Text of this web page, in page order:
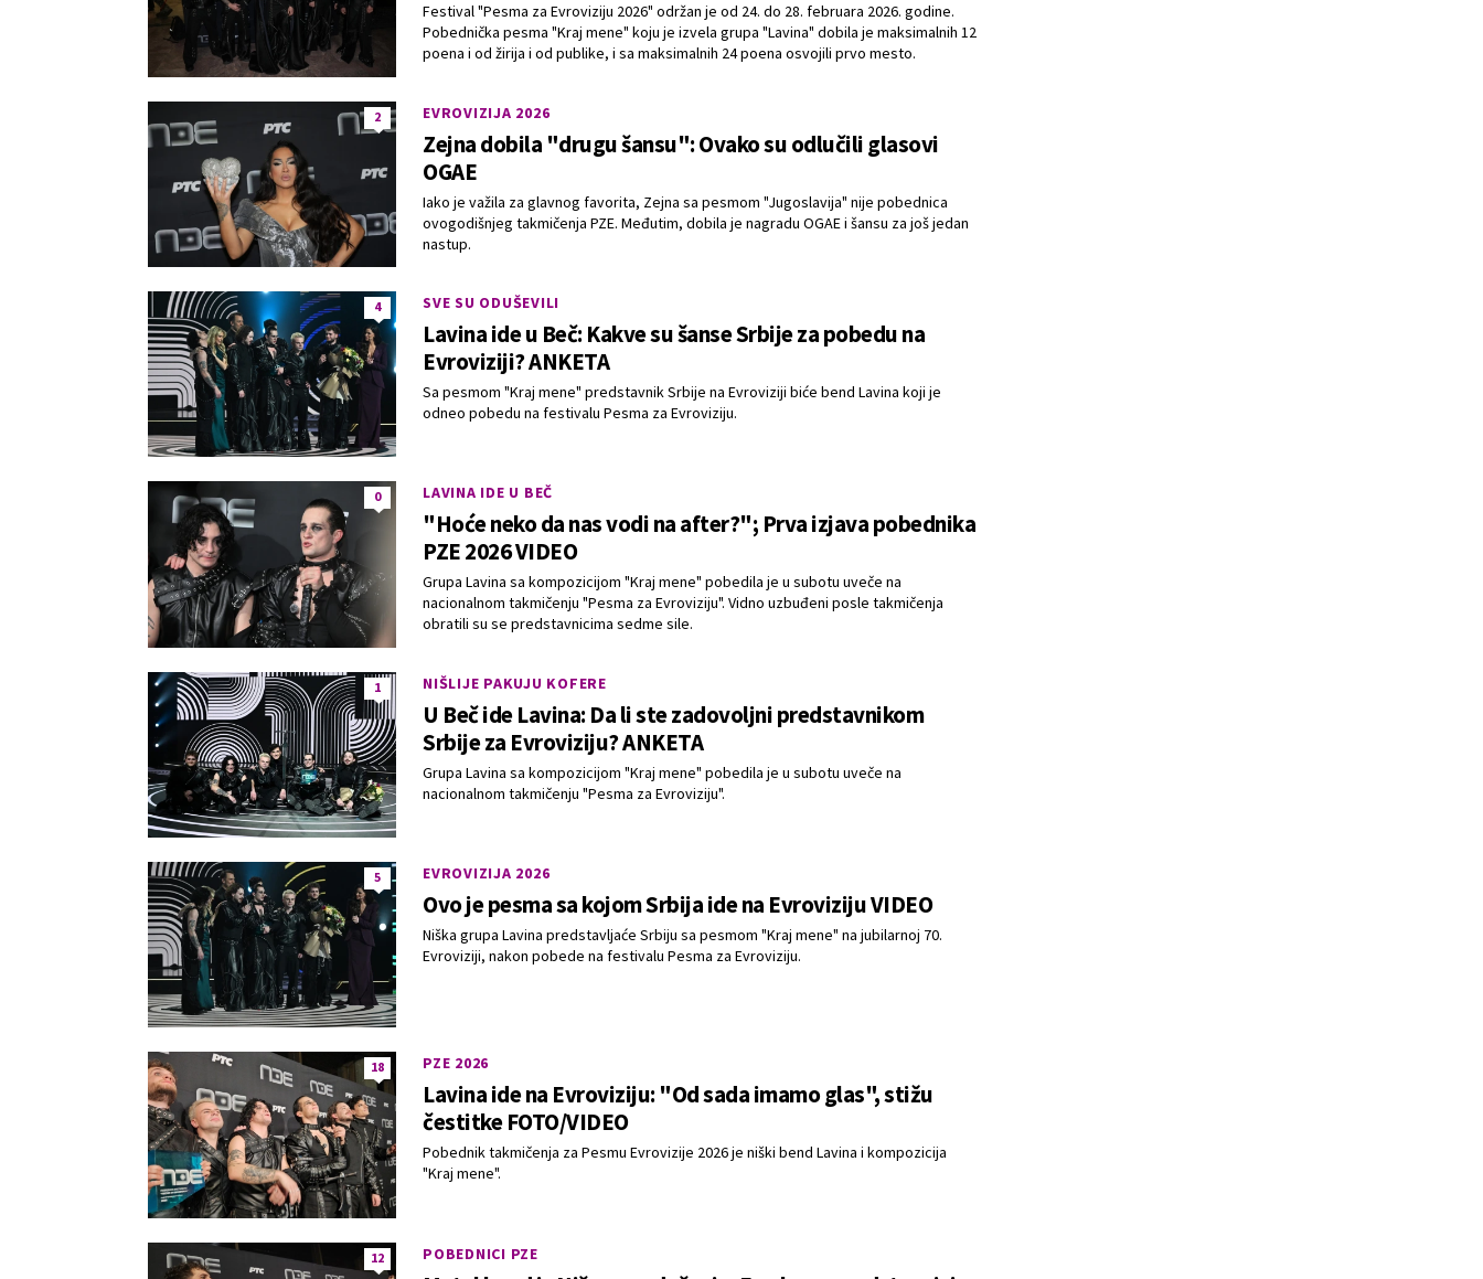
Festival "Pesma za Evroviziju 2026" održan je od 24. do 28. februara 2026. godine.
Pobednička pesma "Kraj mene" koju je izvela grupa "Lavina" dobila je maksimalnih 12
poena i od žirija i od publike, i sa maksimalnih 24 poena osvojili prvo mesto.
2 EVROVIZIJA 2026
Zejna dobila "drugu šansu": Ovako su odlučili glasovi
OGAE
Iako je važila za glavnog favorita, Zejna sa pesmom "Jugoslavija" nije pobednica
ovogodišnjeg takmičenja PZE. Međutim, dobila je nagradu OGAE i šansu za još jedan
nastup.
4 SVE SU ODUŠEVILI
Lavina ide u Beč: Kakve su šanse Srbije za pobedu na
Evroviziji? ANKETA
Sa pesmom "Kraj mene" predstavnik Srbije na Evroviziji biće bend Lavina koji je
odneo pobedu na festivalu Pesma za Evroviziju.
0 LAVINA IDE U BEČ
"Hoće neko da nas vodi na after?"; Prva izjava pobednika
PZE 2026 VIDEO
Grupa Lavina sa kompozicijom "Kraj mene" pobedila je u subotu uveče na
nacionalnom takmičenju "Pesma za Evroviziju". Vidno uzbuđeni posle takmičenja
obratili su se predstavnicima sedme sile.
1 NIŠLIJE PAKUJU KOFERE
U Beč ide Lavina: Da li ste zadovoljni predstavnikom
Srbije za Evroviziju? ANKETA
Grupa Lavina sa kompozicijom "Kraj mene" pobedila je u subotu uveče na
nacionalnom takmičenju "Pesma za Evroviziju".
5 EVROVIZIJA 2026
Ovo je pesma sa kojom Srbija ide na Evroviziju VIDEO
Niška grupa Lavina predstavljaće Srbiju sa pesmom "Kraj mene" na jubilarnoj 70.
Evroviziji, nakon pobede na festivalu Pesma za Evroviziju.
18 PZE 2026
Lavina ide na Evroviziju: "Od sada imamo glas", stižu
čestitke FOTO/VIDEO
Pobednik takmičenja za Pesmu Evrovizije 2026 je niški bend Lavina i kompozicija
"Kraj mene".
12 POBEDNICI PZE